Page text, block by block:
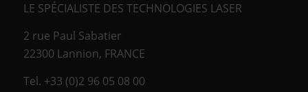
LE SPÉCIALISTE DES TECHNOLOGIES LASER
2 rue Paul Sabatier
22300 Lannion, FRANCE
Tel. +33 (0)2 96 05 08 00